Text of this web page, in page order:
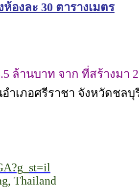
องละ 30 ตารางเมตร
ล้านบาท จาก ที่สร้างมา
เภอศรีราชา จังหวัดชลบุ
Thailand